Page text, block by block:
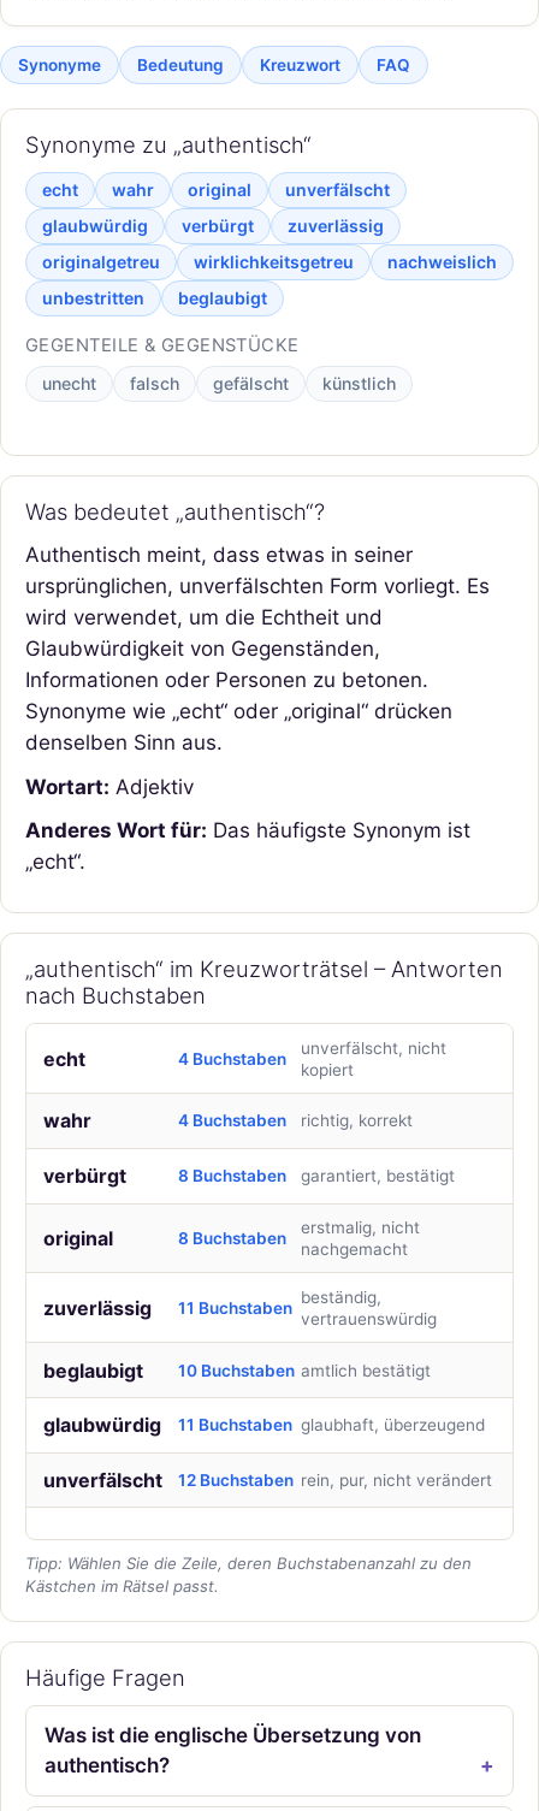
Synonyme Bedeutung Kreuzwort FAQ
Synonyme zu „authentisch“
echt wahr original
unverfälscht
glaubwürdig
verbürgt
zuverlässig
originalgetreu
wirklichkeitsgetreu
nachweislich
unbestritten
beglaubigt
GEGENTEILE & GEGENSTÜCKE
unecht falsch gefälscht künstlich
Was bedeutet „authentisch“?
Authentisch meint, dass etwas in seiner
ursprünglichen, unverfälschten Form vorliegt. Es
wird verwendet, um die Echtheit und
Glaubwürdigkeit von Gegenständen,
Informationen oder Personen zu betonen.
Synonyme wie „echt“ oder „original“ drücken
denselben Sinn aus.
Wortart: Adjektiv
Anderes Wort für: Das häufigste Synonym ist
„echt“.
„authentisch“ im Kreuzworträtsel – Antworten
nach Buchstaben
echt 4 Buchstaben
unverfälscht, nicht
kopiert
wahr 4 Buchstaben richtig, korrekt
verbürgt 8 Buchstaben garantiert, bestätigt
original 8 Buchstaben
erstmalig, nicht
nachgemacht
zuverlässig 11 Buchstaben
beständig,
vertrauenswürdig
beglaubigt 10 Buchstaben amtlich bestätigt
glaubwürdig 11 Buchstaben glaubhaft, überzeugend
unverfälscht 12 Buchstaben rein, pur, nicht verändert
Tipp: Wählen Sie die Zeile, deren Buchstabenanzahl zu den
Kästchen im Rätsel passt.
Häufige Fragen
Was ist die englische Übersetzung von
authentisch?